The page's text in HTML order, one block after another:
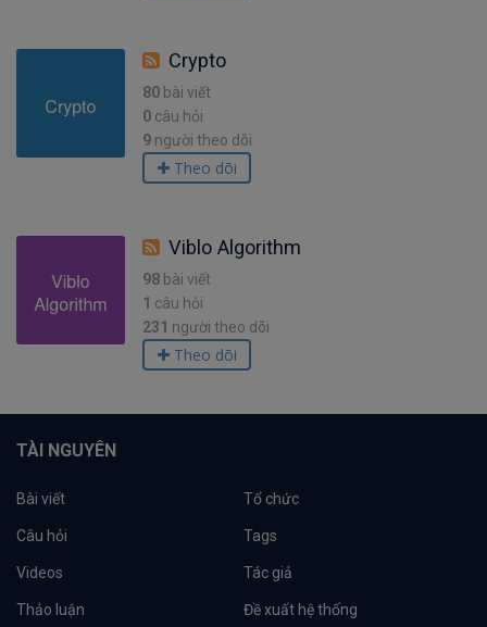
Crypto
80 bài viết
0 câu hỏi
9 người theo dõi
Theo dõi
Viblo Algorithm
98 bài viết
1 câu hỏi
231 người theo dõi
Theo dõi
TÀI NGUYÊN
Bài viết Tổ chức
Câu hỏi Tags
Videos Tác giả
Thảo luận Đề xuất hệ thống